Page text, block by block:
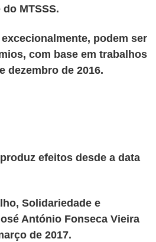
MTSSS.
excecionalmente, podem ser
com base em trabalhos
dezembro de 2016.
efeitos desde a data
Solidariedade e
António Fonseca Vieira
de 2017.